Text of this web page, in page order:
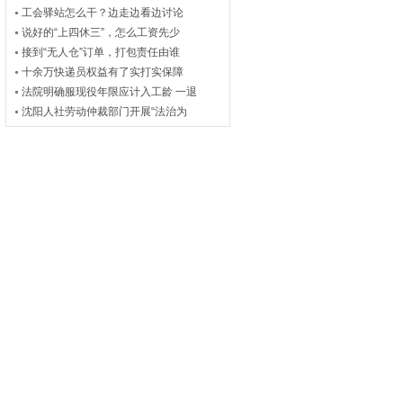
工会驿站怎么干？边走边看边讨论
说好的“上四休三”，怎么工资先少
接到“无人仓”订单，打包责任由谁
十余万快递员权益有了实打实保障
法院明确服现役年限应计入工龄 一退
沈阳人社劳动仲裁部门开展“法治为